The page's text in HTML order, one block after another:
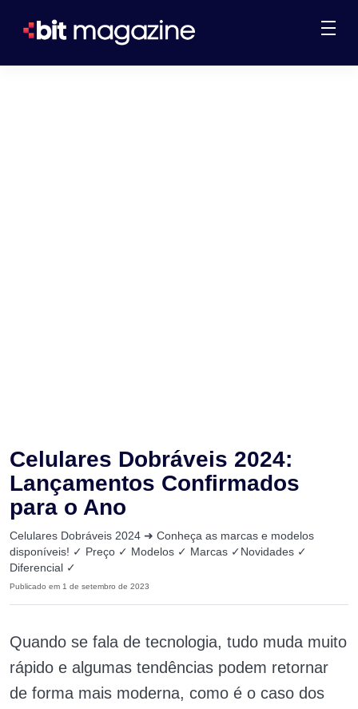
Celulares Dobráveis 2024:
Lançamentos Confirmados
para o Ano
Celulares Dobráveis 2024 ➜ Conheça as marcas e modelos
disponíveis! ✓ Preço ✓ Modelos ✓ Marcas ✓Novidades ✓
Diferencial ✓
Publicado em 1 de setembro de 2023
Quando se fala de tecnologia, tudo muda muito
rápido e algumas tendências podem retornar
de forma mais moderna, como é o caso dos